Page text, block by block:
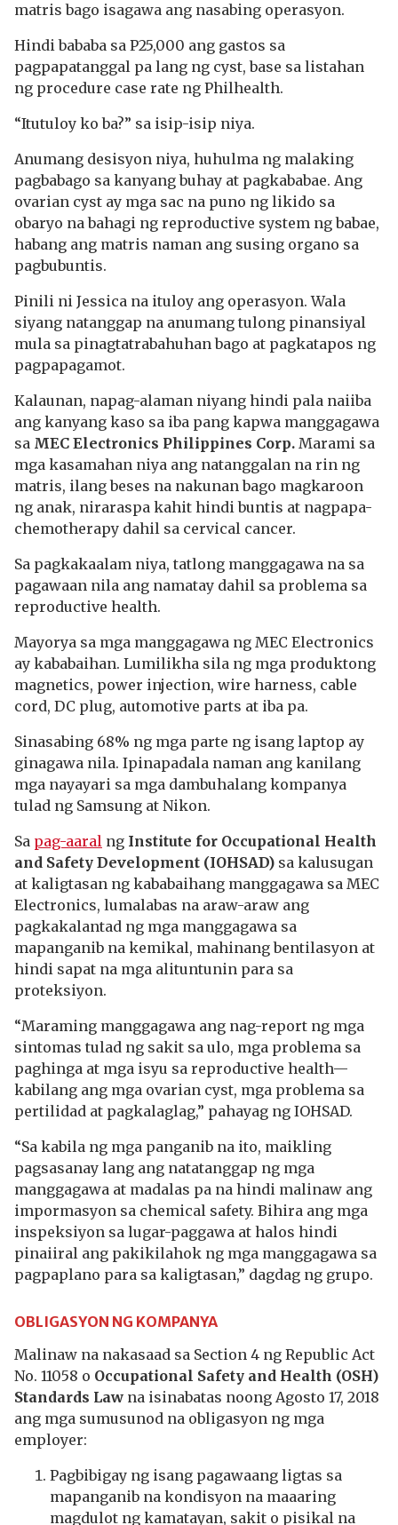
matris bago isagawa ang nasabing operasyon.
Hindi bababa sa P25,000 ang gastos sa
pagpapatanggal pa lang ng cyst, base sa listahan
ng procedure case rate ng Philhealth.
“Itutuloy ko ba?” sa isip-isip niya.
Anumang desisyon niya, huhulma ng malaking
pagbabago sa kanyang buhay at pagkababae. Ang
ovarian cyst ay mga sac na puno ng likido sa
obaryo na bahagi ng reproductive system ng babae,
habang ang matris naman ang susing organo sa
pagbubuntis.
Pinili ni Jessica na ituloy ang operasyon. Wala
siyang natanggap na anumang tulong pinansiyal
mula sa pinagtatrabahuhan bago at pagkatapos ng
pagpapagamot.
Kalaunan, napag-alaman niyang hindi pala naiiba
ang kanyang kaso sa iba pang kapwa manggagawa
sa MEC Electronics Philippines Corp. Marami sa
mga kasamahan niya ang natanggalan na rin ng
matris, ilang beses na nakunan bago magkaroon
ng anak, niraraspa kahit hindi buntis at nagpapa-
chemotherapy dahil sa cervical cancer.
Sa pagkakaalam niya, tatlong manggagawa na sa
pagawaan nila ang namatay dahil sa problema sa
reproductive health.
Mayorya sa mga manggagawa ng MEC Electronics
ay kababaihan. Lumilikha sila ng mga produktong
magnetics, power injection, wire harness, cable
cord, DC plug, automotive parts at iba pa.
Sinasabing 68% ng mga parte ng isang laptop ay
ginagawa nila. Ipinapadala naman ang kanilang
mga nayayari sa mga dambuhalang kompanya
tulad ng Samsung at Nikon.
Sa pag-aaral ng Institute for Occupational Health
and Safety Development (IOHSAD) sa kalusugan
at kaligtasan ng kababaihang manggagawa sa MEC
Electronics, lumalabas na araw-araw ang
pagkakalantad ng mga manggagawa sa
mapanganib na kemikal, mahinang bentilasyon at
hindi sapat na mga alituntunin para sa
proteksiyon.
“Maraming manggagawa ang nag-report ng mga
sintomas tulad ng sakit sa ulo, mga problema sa
paghinga at mga isyu sa reproductive health—
kabilang ang mga ovarian cyst, mga problema sa
pertilidad at pagkalaglag,” pahayag ng IOHSAD.
“Sa kabila ng mga panganib na ito, maikling
pagsasanay lang ang natatanggap ng mga
manggagawa at madalas pa na hindi malinaw ang
impormasyon sa chemical safety. Bihira ang mga
inspeksiyon sa lugar-paggawa at halos hindi
pinaiiral ang pakikilahok ng mga manggagawa sa
pagpaplano para sa kaligtasan,” dagdag ng grupo.
OBLIGASYON NG KOMPANYA
Malinaw na nakasaad sa Section 4 ng Republic Act
No. 11058 o Occupational Safety and Health (OSH)
Standards Law na isinabatas noong Agosto 17, 2018
ang mga sumusunod na obligasyon ng mga
employer:
Pagbibigay ng isang pagawaang ligtas sa
mapanganib na kondisyon na maaaring
magdulot ng kamatayan, sakit o pisikal na